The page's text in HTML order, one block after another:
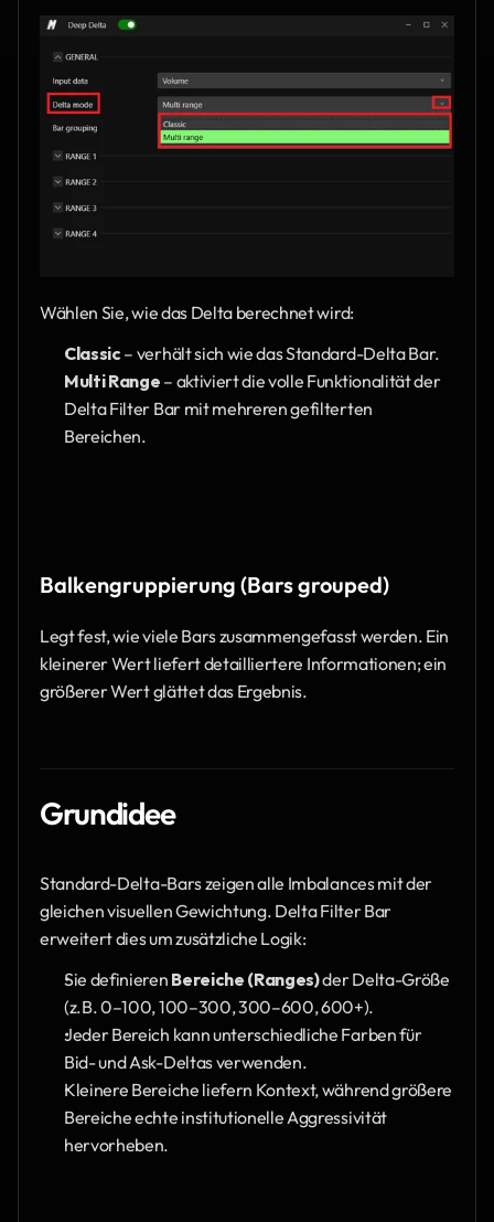
Wählen Sie, wie das Delta berechnet wird:
Classic – verhält sich wie das Standard-Delta Bar.
Multi Range – aktiviert die volle Funktionalität der
Delta Filter Bar mit mehreren gefilterten
Bereichen.
Balkengruppierung (Bars grouped)
Legt fest, wie viele Bars zusammengefasst werden. Ein
kleinerer Wert liefert detailliertere Informationen; ein
größerer Wert glättet das Ergebnis.
Grundidee
Standard-Delta-Bars zeigen alle Imbalances mit der
gleichen visuellen Gewichtung. Delta Filter Bar
erweitert dies um zusätzliche Logik:
Sie definieren Bereiche (Ranges) der Delta-Größe
(z.B. 0–100, 100–300, 300–600, 600+).
Jeder Bereich kann unterschiedliche Farben für
Bid- und Ask-Deltas verwenden.
Kleinere Bereiche liefern Kontext, während größere
Bereiche echte institutionelle Aggressivität
hervorheben.